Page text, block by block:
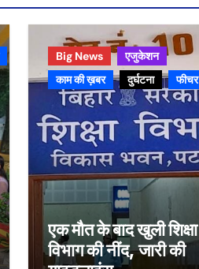
Big News
एजुकेशन
काम की ख़बर
दुर्घटना फीचर
एक मौत के बाद खुली शिक्षा
विभाग की नींद, जारी की